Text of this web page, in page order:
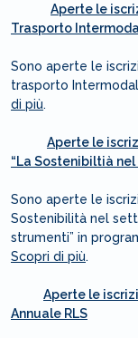
Aperte le
Trasporto
Sono aperte le
trasporto
di più.
Aperte le
“La Sostenibiltià
Sono aperte le
Sostenibilità nel
strumenti” in
Scopri di più.
Aperte le
Annuale RLS